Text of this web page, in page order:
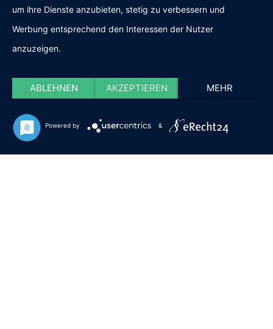
um ihre Dienste anzubieten, stetig zu verbessern und
Werbung entsprechend den Interessen der Nutzer
anzuzeigen.
ABLEHNEN AKZEPTIEREN MEHR
Powered by &